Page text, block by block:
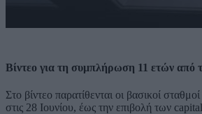
Βίντεο για τη συμπλήρωση 11 ετών από
Στο βίντεο παρατίθενται οι βασικοί
στις 28 Ιουνίου, έως την επιβολή των